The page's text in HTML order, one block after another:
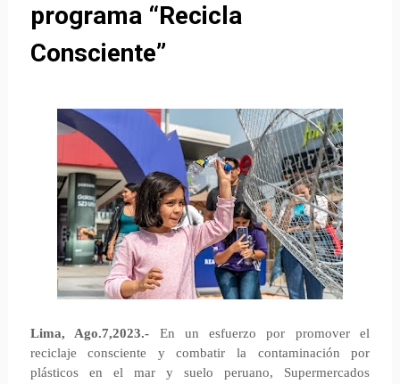
programa “Recicla
Consciente”
Lima, Ago.7,2023.- En un esfuerzo por promover el
reciclaje consciente y combatir la contaminación por
plásticos en el mar y suelo peruano, Supermercados